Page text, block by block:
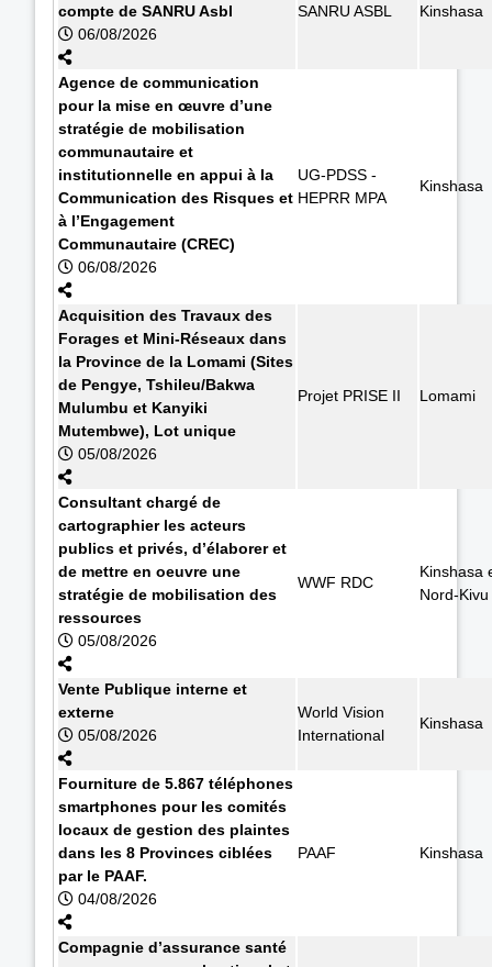
compte de SANRU Asbl
06/08/2026
SANRU ASBL Kinshasa
Agence de communication
pour la mise en œuvre d’une
stratégie de mobilisation
communautaire et
institutionnelle en appui à la
Communication des Risques et
à l’Engagement
Communautaire (CREC)
06/08/2026
UG-PDSS -
HEPRR MPA
Kinshasa
Acquisition des Travaux des
Forages et Mini-Réseaux dans
la Province de la Lomami (Sites
de Pengye, Tshileu/Bakwa
Mulumbu et Kanyiki
Mutembwe), Lot unique
05/08/2026
Projet PRISE II Lomami
Consultant chargé de
cartographier les acteurs
publics et privés, d’élaborer et
de mettre en oeuvre une
stratégie de mobilisation des
ressources
05/08/2026
WWF RDC
Kinshasa
Nord-Kivu
Vente Publique interne et
externe
05/08/2026
World Vision
International
Kinshasa
Fourniture de 5.867 téléphones
smartphones pour les comités
locaux de gestion des plaintes
dans les 8 Provinces ciblées
par le PAAF.
04/08/2026
PAAF Kinshasa
Compagnie d’assurance santé